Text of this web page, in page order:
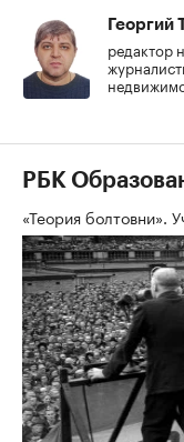
Георгий
редактор
РБК
«Теория болтовни».